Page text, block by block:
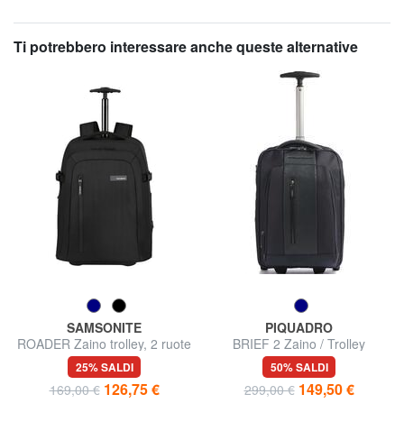
Ti potrebbero interessare anche queste alternative
SAMSONITE
ROADER Zaino trolley, 2 ruote
25% SALDI
169,00 € 126,75 €
PIQUADRO
BRIEF 2 Zaino / Trolley
Underseater
50% SALDI
299,00 € 149,50 €